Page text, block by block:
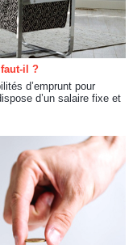
il ?
d’emprunt pour
d’un salaire fixe et